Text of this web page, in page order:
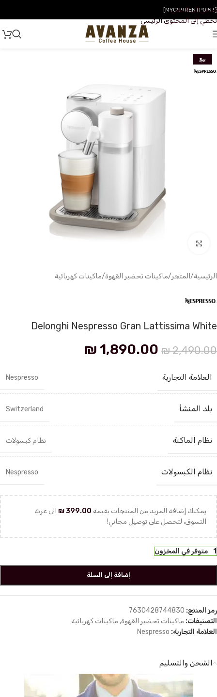
تخطي إلى التنقل
تخطي إلى المحتوى الرئيسي
[MYCURRENTPOINT]
بيع
الرئيسية/ المتجر/ماكينات تحضير القهوة/ماكينات كهربائية
Delonghi Nespresso Gran Lattissima White
₪2,490.00
₪ 1,890.00
العلامة التجارية Nespresso
بلد المنشأ Switzerland
نظام الماكنة نظام كبسولات
نظام الكبسولات Nespresso
يمكنك إضافة المزيد من المنتجات بقيمة ₪399.00
الى عربة
التسوق، لتحصل على توصيل مجاني!
1 متوفر في المخزون
إضافة إلى السلة
رمز المنتج: 7630428744830
التصنيفات: ماكينات تحضير القهوة, ماكينات كهربائية
العلامة التجارية: Nespresso
الشحن والتسليم